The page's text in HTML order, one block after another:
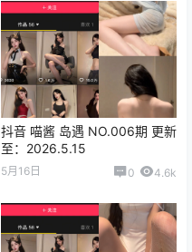
抖音 喵酱 岛遇 NO.006期 更新
至：2026.5.15
5月16日 0 4.6k